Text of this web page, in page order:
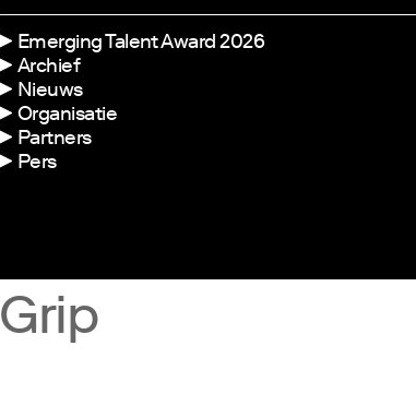
Emerging Talent Award 2026
Archief
Nieuws
Organisatie
Partners
Pers
Grip